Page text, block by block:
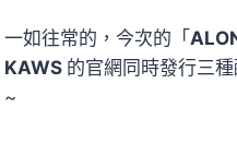
一如往常的，今次的「
KAWS 的官網同時發行三
~